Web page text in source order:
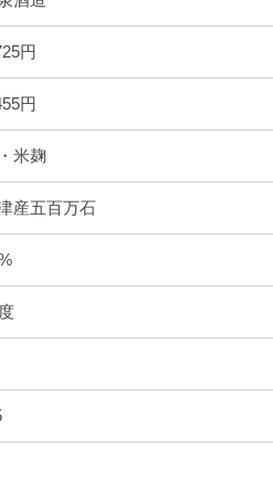
円
円
米麹
産五百万石